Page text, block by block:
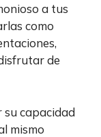
a tus
como
de
su capacidad
mismo